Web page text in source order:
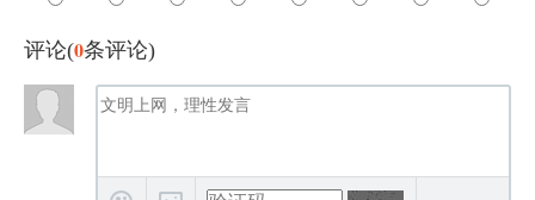
评论(0条评论)